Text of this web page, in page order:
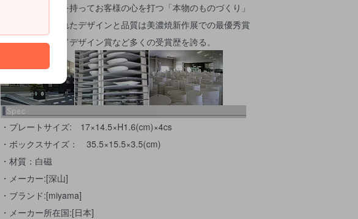
い技術と職人魂を持ってお客様の心を打つ「本物のものづくり」
を追求。その優れたデザインと品質は美濃焼新作展での最優秀賞
連続受賞、グッドデザイン賞など多くの受賞歴を誇る。
・プレートサイズ: 17×14.5×H1.6(cm)×4cs
・ボックスサイズ： 35.5×15.5×3.5(cm)
・材質：白磁
・メーカー:[深山]
・ブランド:[miyama]
・メーカー所在国:[日本]